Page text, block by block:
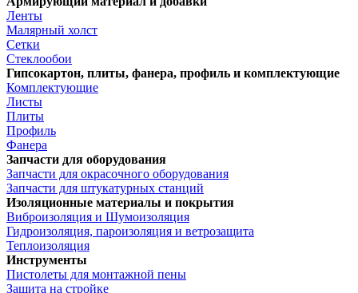
Ленты
Малярный холст
Сетки
Стеклообои
Гипсокартон, плиты, фанера, профиль и комплектующие
Комплектующие
Листы
Плиты
Профиль
Фанера
Запчасти для оборудования
Запчасти для окрасочного оборудования
Запчасти для штукатурных станций
Изоляционные материалы и покрытия
Виброизоляция и Шумоизоляция
Гидроизоляция, пароизоляция и ветрозащита
Теплоизоляция
Инструменты
Пистолеты для монтажной пены
Защита на стройке